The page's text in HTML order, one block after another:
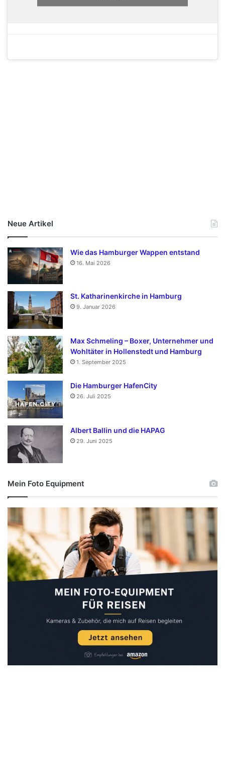
Neue Artikel
Wie das Hamburger Wappen entstand
16. Mai 2026
St. Katharinenkirche in Hamburg
9. Januar 2026
Max Schmeling – Boxer, Unternehmer und
Wohltäter in Hollenstedt und Hamburg
1. September 2025
Die Hamburger HafenCity
26. Juli 2025
Albert Ballin und die HAPAG
29. Juni 2025
Mein Foto Equipment